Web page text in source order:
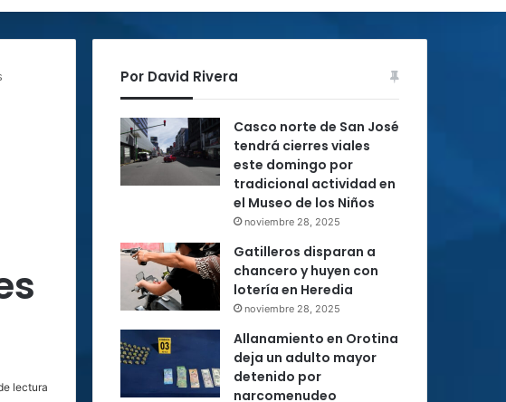
lectura
Por David Rivera
Casco norte de San José
tendrá cierres viales
este domingo por
tradicional actividad en
el Museo de los Niños
noviembre 28, 2025
Gatilleros disparan a
chancero y huyen con
lotería en Heredia
noviembre 28, 2025
Allanamiento en Orotina
deja un adulto mayor
detenido por
narcomenudeo